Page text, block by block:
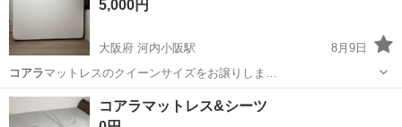
5,000円
大阪府 河内小阪駅
8月9日
コアラマットレスのクイーンサイズをお譲りしま…
大阪 東大阪市 河内小阪駅
コアラマットレス&シーツ